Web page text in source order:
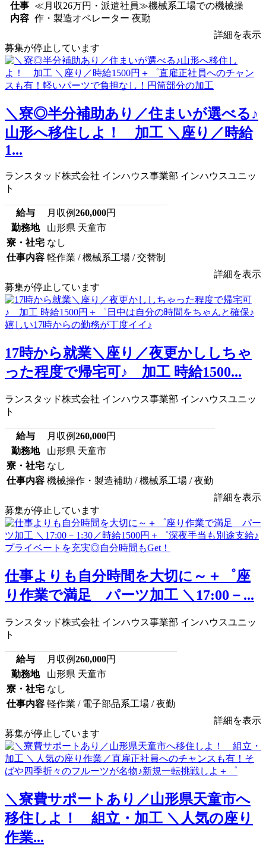
仕事
内容
≪月収26万円・派遣社員≫機械系工場での機械操
作・製造オペレーター 夜勤
詳細を表示
募集が停止しています
＼寮◎半分補助あり／住まいが選べる♪
山形へ移住しよ！ 加工 ＼座り／時給
1...
ランスタッド株式会社 インハウス事業部 インハウスユニッ
ト
給与 月収例260,000円
勤務地
山形県 天童市
寮・社宅 なし
仕事内容 軽作業 / 機械系工場 / 交替制
詳細を表示
募集が停止しています
17時から就業＼座り／夜更かししちゃ
った程度で帰宅可♪ 加工 時給1500...
ランスタッド株式会社 インハウス事業部 インハウスユニッ
ト
給与 月収例260,000円
勤務地
山形県 天童市
寮・社宅 なし
仕事内容 機械操作・製造補助 / 機械系工場 / 夜勤
詳細を表示
募集が停止しています
仕事よりも自分時間を大切に～＋゜座
り作業で満足 パーツ加工 ＼17:00－...
ランスタッド株式会社 インハウス事業部 インハウスユニッ
ト
給与 月収例260,000円
勤務地
山形県 天童市
寮・社宅 なし
仕事内容 軽作業 / 電子部品系工場 / 夜勤
詳細を表示
募集が停止しています
＼寮費サポートあり／山形県天童市へ
移住しよ！ 組立・加工 ＼人気の座り
作業...